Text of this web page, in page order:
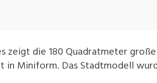
zeigt die 180 Quadratmeter
in Miniform. Das Stadtmodell